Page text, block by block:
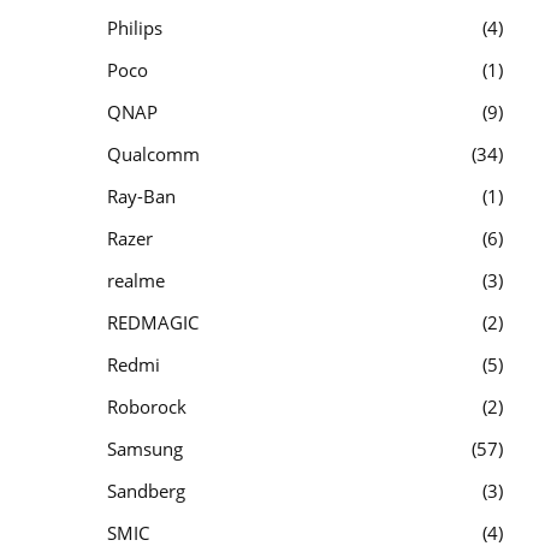
Philips
4
Poco
1
QNAP
9
Qualcomm
34
Ray-Ban
1
Razer
6
realme
3
REDMAGIC
2
Redmi
5
Roborock
2
Samsung
57
Sandberg
3
SMIC
4